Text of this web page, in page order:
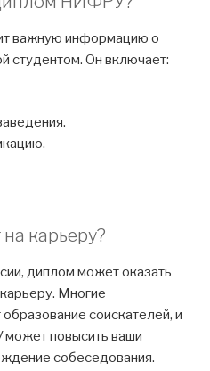
важную информацию о
студентом. Он включает:
карьеру?
диплом может оказать
Многие
соискателей, и
повысить ваши
собеседования.